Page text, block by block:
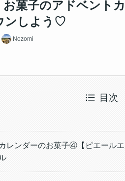
お菓子のアドベント
ンしよう♡
Nozomi
目次
レンダーのお菓子④【ピエール